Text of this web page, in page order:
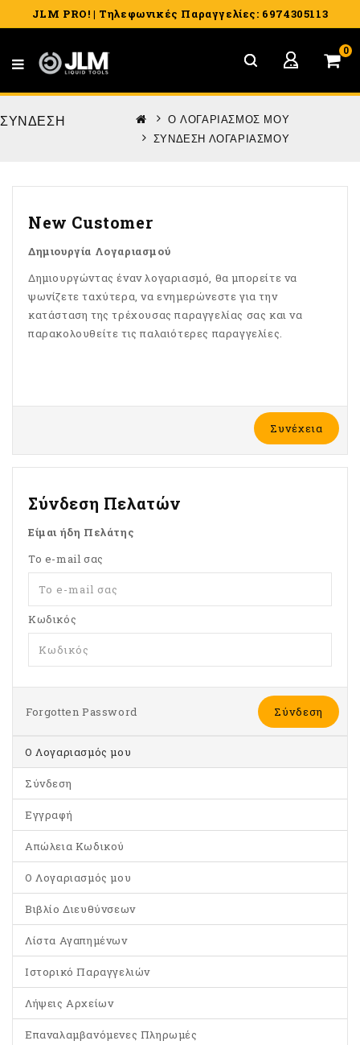
JLM PRO! | Τηλεφωνικές Παραγγελίες: 6974305113
0
ΣΎΝΔΕΣΗ
O ΛΟΓΑΡΙΑΣΜΌΣ ΜΟΥ
ΣΎΝΔΕΣΗ ΛΟΓΑΡΙΑΣΜΟΎ
New Customer
Δημιουργία Λογαριασμού
Δημιουργώντας έναν λογαριασμό, θα μπορείτε να
ψωνίζετε ταχύτερα, να ενημερώνεστε για την
κατάσταση της τρέχουσας παραγγελίας σας και να
παρακολουθείτε τις παλαιότερες παραγγελίες.
Συνέχεια
Σύνδεση Πελατών
Είμαι ήδη Πελάτης
Το e-mail σας
Κωδικός
Forgotten Password
O Λογαριασμός μου
Σύνδεση
Εγγραφή
Απώλεια Κωδικού
Ο Λογαριασμός μου
Βιβλίο Διευθύνσεων
Λίστα Αγαπημένων
Ιστορικό Παραγγελιών
Λήψεις Αρχείων
Επαναλαμβανόμενες Πληρωμές